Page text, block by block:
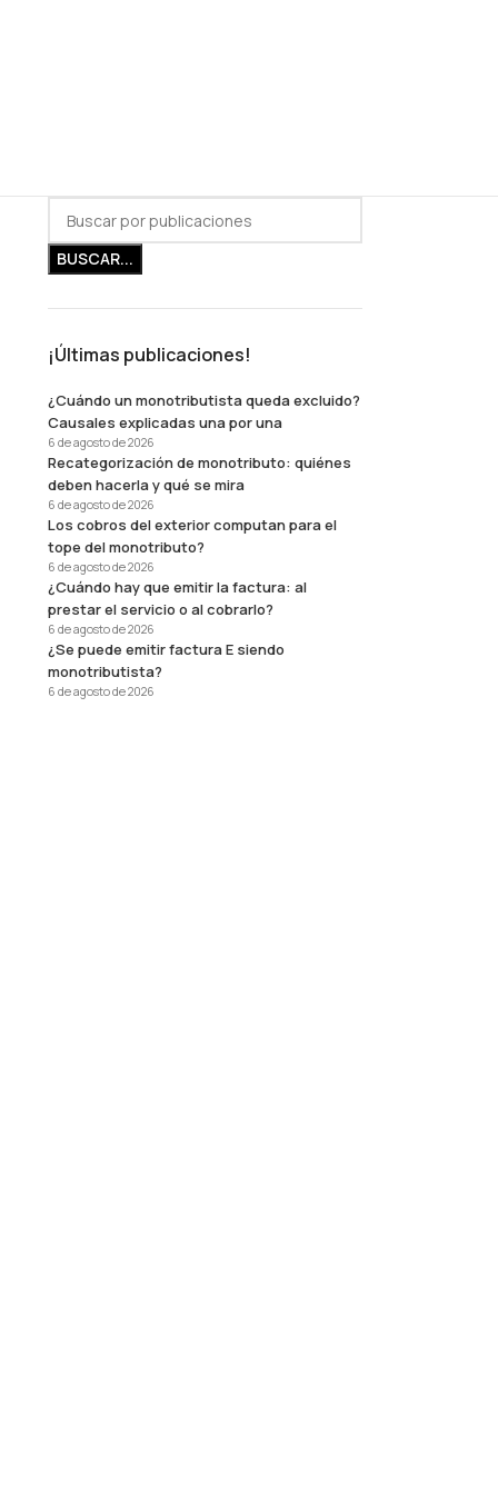
BUSCAR...
¡Últimas publicaciones!
¿Cuándo un monotributista queda excluido?
Causales explicadas una por una
6 de agosto de 2026
Recategorización de monotributo: quiénes
deben hacerla y qué se mira
6 de agosto de 2026
Los cobros del exterior computan para el
tope del monotributo?
6 de agosto de 2026
¿Cuándo hay que emitir la factura: al
prestar el servicio o al cobrarlo?
6 de agosto de 2026
¿Se puede emitir factura E siendo
monotributista?
6 de agosto de 2026